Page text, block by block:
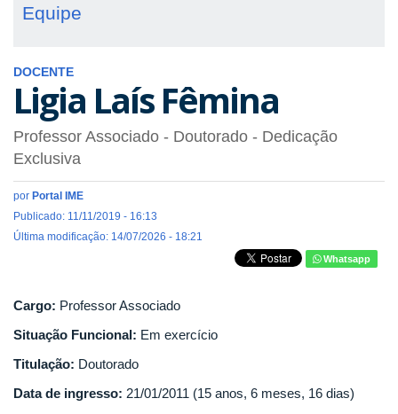
Equipe
DOCENTE
Ligia Laís Fêmina
Professor Associado - Doutorado - Dedicação
Exclusiva
por Portal IME
Publicado: 11/11/2019 - 16:13
Última modificação: 14/07/2026 - 18:21
Whatsapp
Cargo: Professor Associado
Situação Funcional: Em exercício
Titulação: Doutorado
Data de ingresso: 21/01/2011 (15 anos, 6 meses, 16 dias)